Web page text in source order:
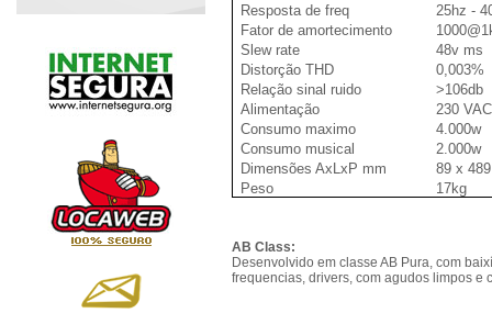
Resposta de freq
25hz -
Fator de amortecimento
Slew rate
48v ms
Distorção THD
0,003%
Relação sinal ruido
>106db
Alimentação
230 VAC
Consumo maximo
4.000w
Consumo musical
2.000w
Dimensões AxLxP mm
89 x
Peso
17kg
AB Class:
Desenvolvido em classe AB Pura, com
frequencias, drivers, com agudos limpos e